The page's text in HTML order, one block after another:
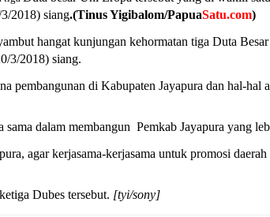
2018) siang.(Tinus Yigibalom/PapuaSatu.com)
hangat kunjungan kehormatan tiga Duta
3/2018) siang.
di Kabupaten Jayapura dan hal-
dalam membangun Pemkab Jayapura yang
agar kerjasama-kerjasama untuk promosi
Dubes tersebut. [tyi/sony]